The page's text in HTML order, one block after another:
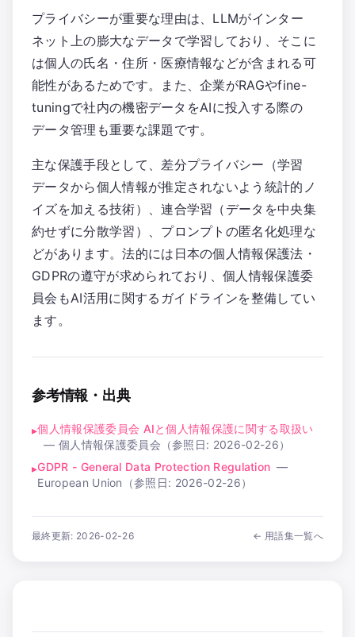
プライバシーが重要な理由は、LLMがインター
ネット上の膨大なデータで学習しており、そこに
は個人の氏名・住所・医療情報などが含まれる可
能性があるためです。また、企業がRAGやfine-
tuningで社内の機密データをAIに投入する際の
データ管理も重要な課題です。
主な保護手段として、差分プライバシー（学習
データから個人情報が推定されないよう統計的ノ
イズを加える技術）、連合学習（データを中央集
約せずに分散学習）、プロンプトの匿名化処理な
どがあります。法的には日本の個人情報保護法・
GDPRの遵守が求められており、個人情報保護委
員会もAI活用に関するガイドラインを整備してい
ます。
参考情報・出典
▸個人情報保護委員会 AIと個人情報保護に関する取扱い
— 個人情報保護委員会 （参照日: 2026-02-26）
▸GDPR - General Data Protection Regulation —
European Union
（参照日: 2026-02-26）
最終更新: 2026-02-26 ← 用語集一覧へ